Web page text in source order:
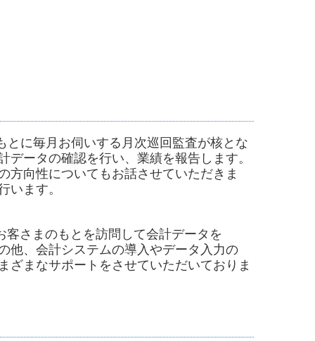
とに毎月お伺いする月次巡回監査が核とな
ータの確認を行い、業績を報告します。
方向性についてもお話させていただきま
います。
さまのもとを訪問して会計データを
他、会計システムの導入やデータ入力の
ざまなサポートをさせていただいておりま